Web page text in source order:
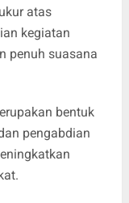
atas
kegiatan
penuh suasana
bentuk
pengabdian